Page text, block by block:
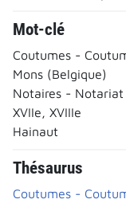
Mot-clé
Coutumes -
Mons (Belgique)
Notaires - Notariat
XVIIe, XVIIIe
Hainaut
Thésaurus
Coutumes -